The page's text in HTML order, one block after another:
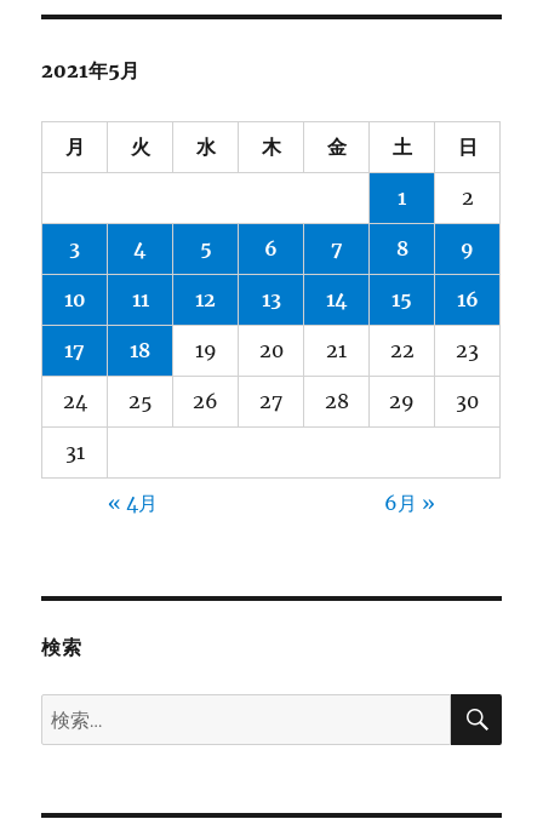
2021年5月
月 火 水 木 金 土 日
1 2
3 4 5 6 7 8 9
10 11 12 13 14 15 16
17 18 19 20 21 22 23
24 25 26 27 28 29 30
31
« 4月 6月 »
検索
検
索:
検